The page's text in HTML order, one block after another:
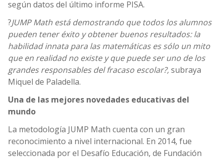
según datos del último informe PISA.
?JUMP Math está demostrando que todos los alumnos
pueden tener éxito y obtener buenos resultados: la
habilidad innata para las matemáticas es sólo un mito
que en realidad no existe y que puede ser uno de los
grandes responsables del fracaso escolar?,subraya
Miquel de Paladella.
Una de las mejores novedades educativas del
mundo
La metodología JUMP Math cuenta con un gran
reconocimiento a nivel internacional. En 2014, fue
seleccionada por el Desafío Educación, de Fundación